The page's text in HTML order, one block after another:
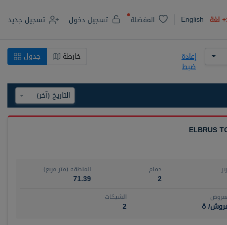
لغة English المفضلة تسجيل دخول تسجيل جديد
إعادة
ضبط
خارطة جدول
ELBRUS
حمام
2
المنطقة (متر مربع)
71.39
ة
الشيكات
2